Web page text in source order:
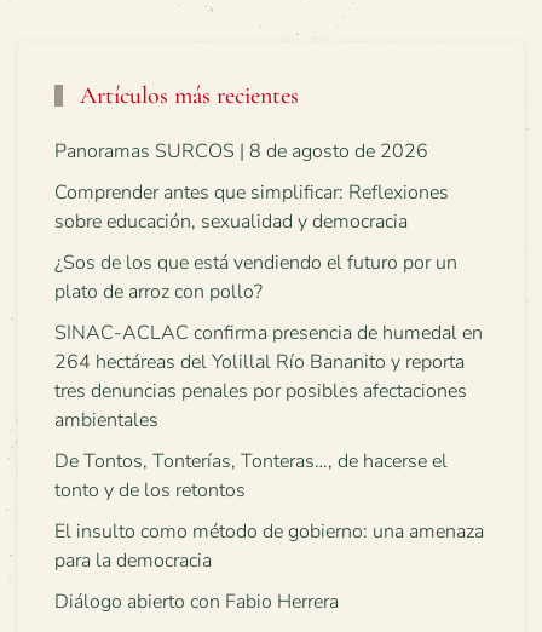
Artículos más recientes
Panoramas SURCOS | 8 de agosto de 2026
Comprender antes que simplificar: Reflexiones
sobre educación, sexualidad y democracia
¿Sos de los que está vendiendo el futuro por un
plato de arroz con pollo?
SINAC-ACLAC confirma presencia de humedal en
264 hectáreas del Yolillal Río Bananito y reporta
tres denuncias penales por posibles afectaciones
ambientales
De Tontos, Tonterías, Tonteras…, de hacerse el
tonto y de los retontos
El insulto como método de gobierno: una amenaza
para la democracia
Diálogo abierto con Fabio Herrera